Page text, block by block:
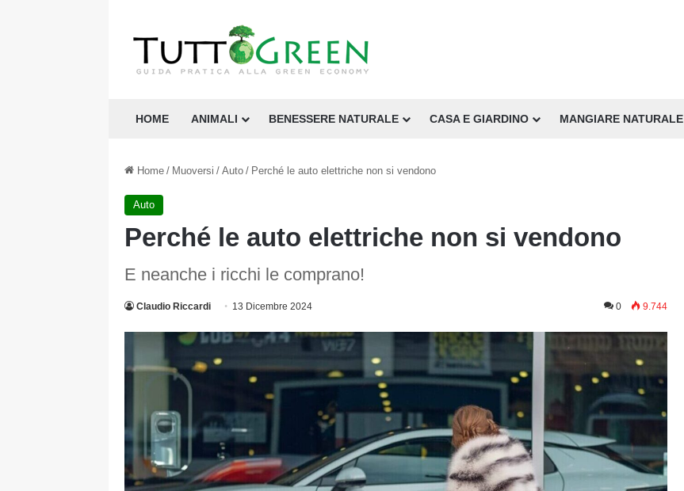
HOME ANIMALI BENESSERE NATURALE CASA E GIARDINO MANGIARE NATURALE
Home / Muoversi / Auto / Perché le auto elettriche non si vendono
Auto
Perché le auto elettriche non si vendono
E neanche i ricchi le comprano!
Claudio Riccardi 13 Dicembre 2024 0 9.744